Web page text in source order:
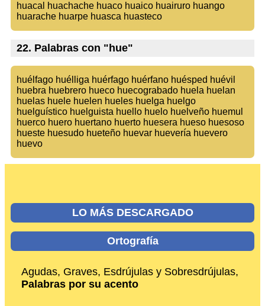
huacal huachache huaco huaico huairuro huango
huarache huarpe huasca huasteco
22. Palabras con "hue"
huélfago huélliga huérfago huérfano huésped huévil
huebra huebrero hueco huecograbado huela huelan
huelas huele huelen hueles huelga huelgo
huelguístico huelguista huello huelo huelveño huemul
huerco huero huertano huerto huesera hueso huesoso
hueste huesudo hueteño huevar huevería huevero
huevo
LO MÁS DESCARGADO
Ortografía
Agudas, Graves, Esdrújulas y Sobresdrújulas,
Palabras por su acento